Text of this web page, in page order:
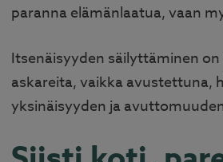
paranna elämänlaatua, vaan
Itsenäisyyden säilyttäminen
askareita, vaikka avustettuna,
yksinäisyyden ja